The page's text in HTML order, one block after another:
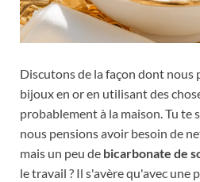
Discutons de la façon dont nous
bijoux en or en utilisant des
probablement à la maison. Tu te
nous pensions avoir besoin de
mais un peu de bicarbonate de
le travail ? Il s'avère qu'avec une